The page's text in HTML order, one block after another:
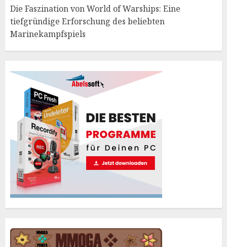
Die Faszination von World of Warships: Eine
tiefgründige Erforschung des beliebten
Marinekampfspiels